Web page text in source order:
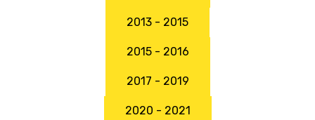
2013 - 2015
2015 - 2016
2017 - 2019
2020 - 2021